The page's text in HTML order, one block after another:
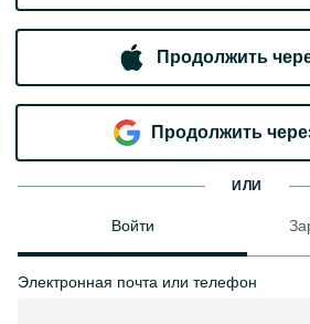
Продолжить
Продолжить
ИЛИ
Войти
Электронная почта или телефон